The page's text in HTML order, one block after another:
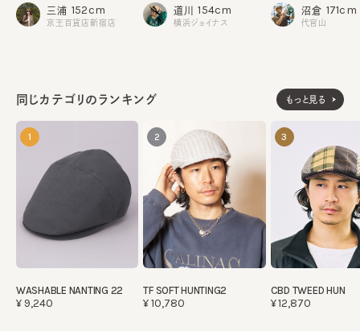
同じカテゴリのランキング もっと見る
1
WASHABLE NANTING 22
¥9,240
2
TF SOFT HUNTING2
¥10,780
3
CBD TWEED HUN
¥12,870
三浦 152cm
京王百貨店新宿店
道川 154cm
横浜ジョイナス
沼倉 171cm
代官山